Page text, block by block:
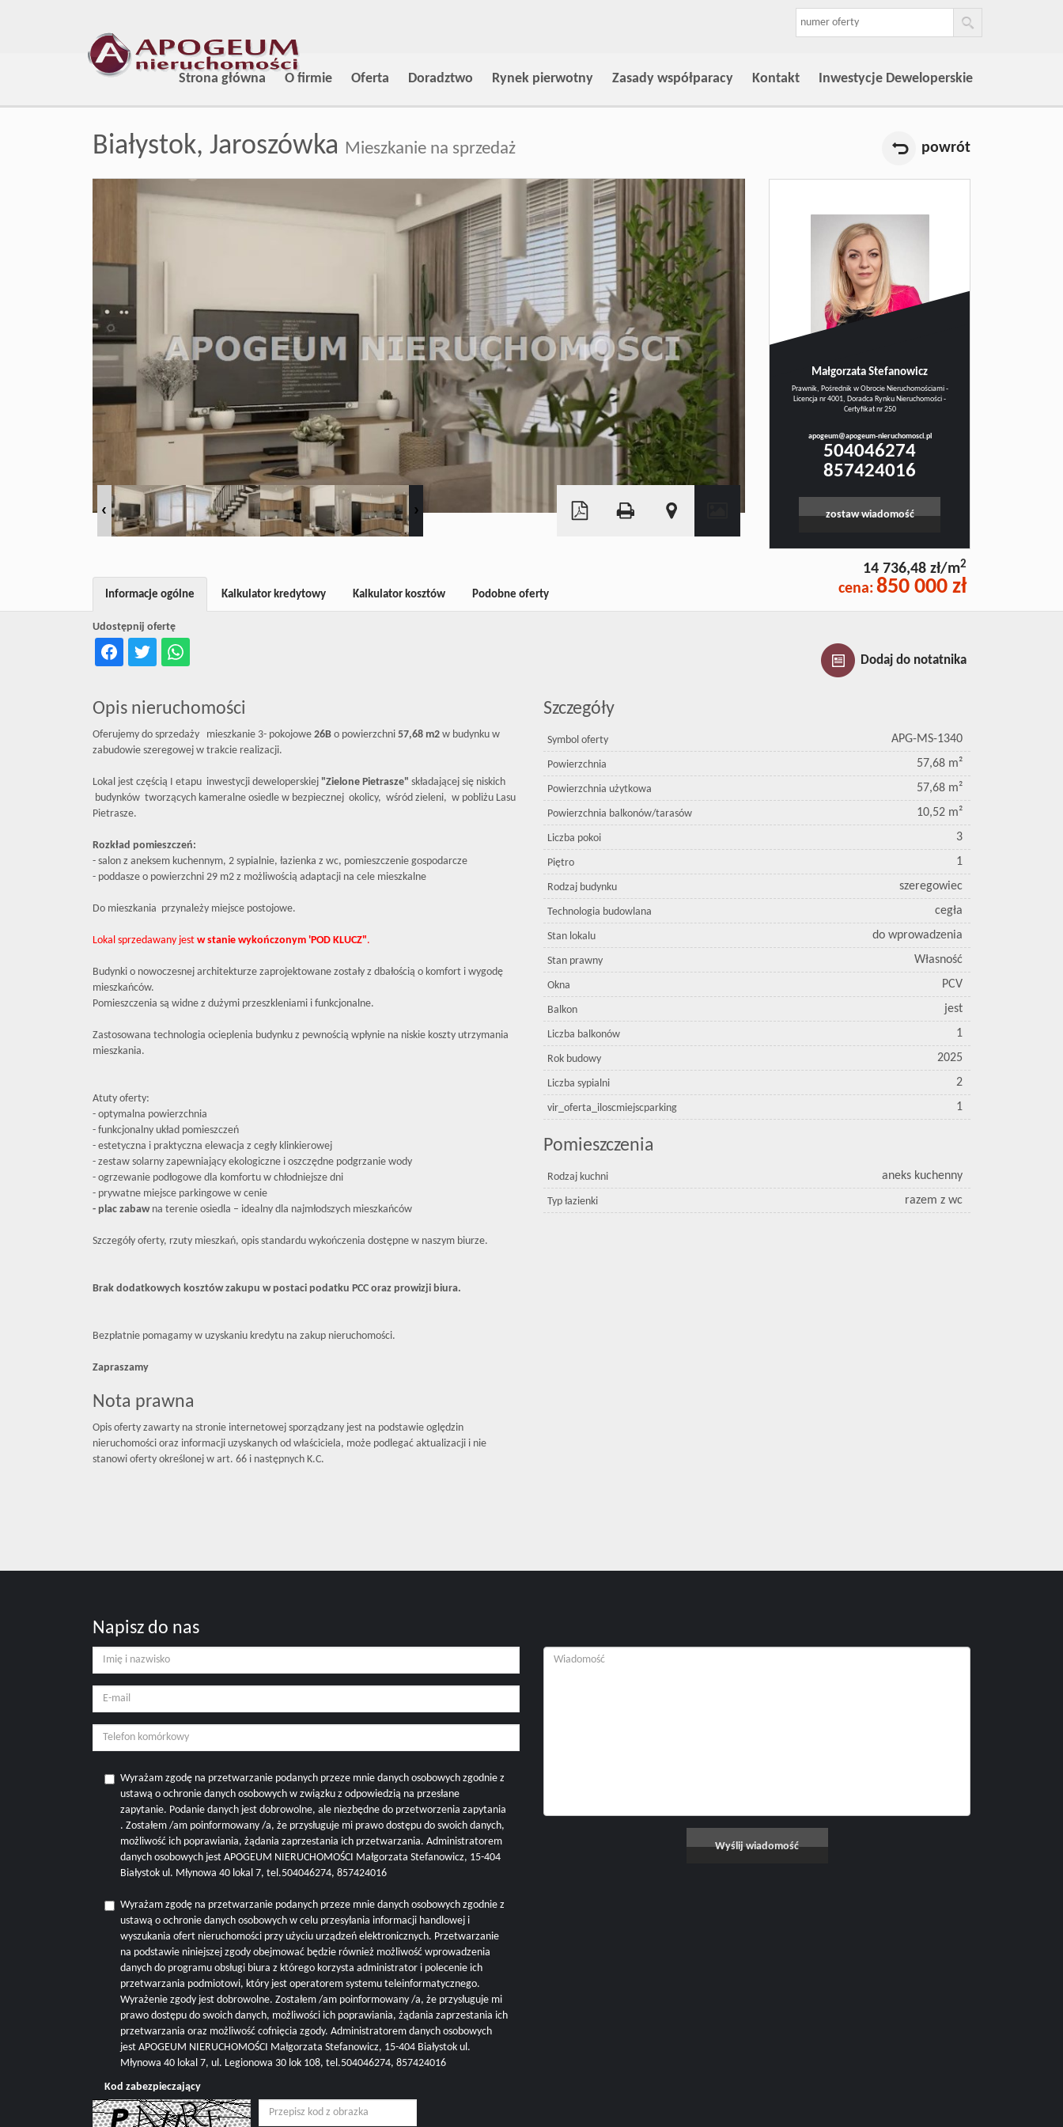
Strona główna O firmie Oferta Doradztwo Rynek pierwotny Zasady współparacy Kontakt Inwestycje Deweloperskie
Białystok, Jaroszówka Mieszkanie na sprzedaż powrót
©OpenStreetMap
Małgorzata Stefanowicz
Prawnik, Pośrednik w Obrocie Nieruchomościami -
Licencja nr 4001, Doradca Rynku Nieruchomości -
Certyfikat nr 250
apogeum@apogeum-nieruchomosci.pl
504046274
857424016
zostaw wiadomość
14 736,48 zł/m2
cena: 850 000 zł
Dodaj do notatnika
Udostępnij ofertę
Informacje ogólne Kalkulator kredytowy Kalkulator kosztów Podobne oferty
Opis nieruchomości
Oferujemy do sprzedaży mieszkanie 3- pokojowe 26B o powierzchni 57,68 m2 w budynku w
zabudowie szeregowej w trakcie realizacji.
Lokal jest częścią I etapu inwestycji deweloperskiej "Zielone Pietrasze" składającej się niskich
budynków tworzących kameralne osiedle w bezpiecznej okolicy, wśród zieleni, w pobliżu Lasu
Pietrasze.
Rozkład pomieszczeń:
- salon z aneksem kuchennym, 2 sypialnie, łazienka z wc, pomieszczenie gospodarcze
- poddasze o powierzchni 29 m2 z możliwością adaptacji na cele mieszkalne
Do mieszkania przynależy miejsce postojowe.
Lokal sprzedawany jest w stanie wykończonym 'POD KLUCZ".
Budynki o nowoczesnej architekturze zaprojektowane zostały z dbałością o komfort i wygodę
mieszkańców.
Pomieszczenia są widne z dużymi przeszkleniami i funkcjonalne.
Zastosowana technologia ocieplenia budynku z pewnością wpłynie na niskie koszty utrzymania
mieszkania.
Atuty oferty:
- optymalna powierzchnia
- funkcjonalny układ pomieszczeń
- estetyczna i praktyczna elewacja z cegły klinkierowej
- zestaw solarny zapewniający ekologiczne i oszczędne podgrzanie wody
- ogrzewanie podłogowe dla komfortu w chłodniejsze dni
- prywatne miejsce parkingowe w cenie
- plac zabawna terenie osiedla – idealny dla najmłodszych mieszkańców
Szczegóły oferty, rzuty mieszkań, opis standardu wykończenia dostępne w naszym biurze.
Brak dodatkowych kosztów zakupu w postaci podatku PCC oraz prowizji biura.
Bezpłatnie pomagamy w uzyskaniu kredytu na zakup nieruchomości.
Zapraszamy
Nota prawna
Opis oferty zawarty na stronie internetowej sporządzany jest na podstawie oględzin
nieruchomości oraz informacji uzyskanych od właściciela, może podlegać aktualizacji i nie
stanowi oferty określonej w art. 66 i następnych K.C.
Szczegóły
Symbol oferty APG-MS-1340
Powierzchnia 57,68 m²
Powierzchnia użytkowa 57,68 m²
Powierzchnia balkonów/tarasów 10,52 m²
Liczba pokoi 3
Piętro 1
Rodzaj budynku szeregowiec
Technologia budowlana cegła
Stan lokalu do wprowadzenia
Stan prawny Własność
Okna PCV
Balkon jest
Liczba balkonów 1
Rok budowy 2025
Liczba sypialni 2
vir_oferta_iloscmiejscparking 1
Pomieszczenia
Rodzaj kuchni aneks kuchenny
Typ łazienki razem z wc
Napisz do nas
Wyrażam zgodę na przetwarzanie podanych przeze mnie danych osobowych zgodnie z
ustawą o ochronie danych osobowych w związku z odpowiedzią na przesłane
zapytanie. Podanie danych jest dobrowolne, ale niezbędne do przetworzenia zapytania
. Zostałem /am poinformowany /a, że przysługuje mi prawo dostępu do swoich danych,
możliwość ich poprawiania, żądania zaprzestania ich przetwarzania. Administratorem
danych osobowych jest APOGEUM NIERUCHOMOŚCI Małgorzata Stefanowicz, 15-404
Białystok ul. Młynowa 40 lokal 7, tel.504046274, 857424016
Wyrażam zgodę na przetwarzanie podanych przeze mnie danych osobowych zgodnie z
ustawą o ochronie danych osobowych w celu przesyłania informacji handlowej i
wyszukania ofert nieruchomości przy użyciu urządzeń elektronicznych. Przetwarzanie
na podstawie niniejszej zgody obejmować będzie również możliwość wprowadzenia
danych do programu obsługi biura z którego korzysta administrator i polecenie ich
przetwarzania podmiotowi, który jest operatorem systemu teleinformatycznego.
Wyrażenie zgody jest dobrowolne. Zostałem /am poinformowany /a, że przysługuje mi
prawo dostępu do swoich danych, możliwości ich poprawiania, żądania zaprzestania ich
przetwarzania oraz możliwość cofnięcia zgody. Administratorem danych osobowych
jest APOGEUM NIERUCHOMOŚCI Małgorzata Stefanowicz, 15-404 Białystok ul.
Młynowa 40 lokal 7, ul. Legionowa 30 lok 108, tel.504046274, 857424016
Kod zabezpieczający